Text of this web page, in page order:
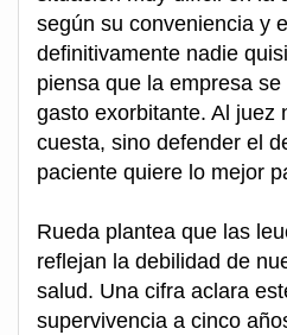
según su conveniencia y
definitivamente nadie
piensa que la empresa
gasto exorbitante. Al juez
cuesta, sino defender el
paciente quiere lo mejor
Rueda plantea que las
reflejan la debilidad de
salud. Una cifra aclara
supervivencia a cinco